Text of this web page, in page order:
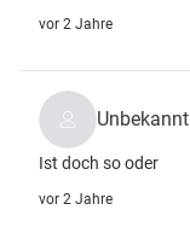
vor 2 Jahre
Unbekannt
Ist doch so oder
vor 2 Jahre